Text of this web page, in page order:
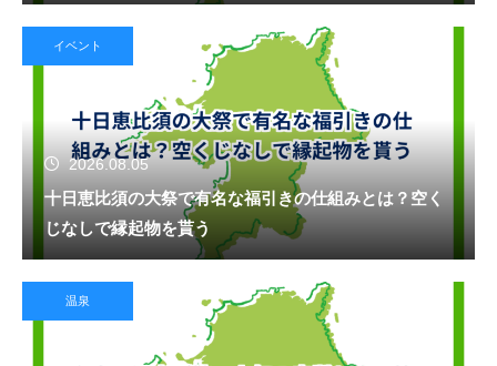
イベント
2026.08.05
十日恵比須の大祭で有名な福引きの仕組みとは？空く
じなしで縁起物を貰う
温泉